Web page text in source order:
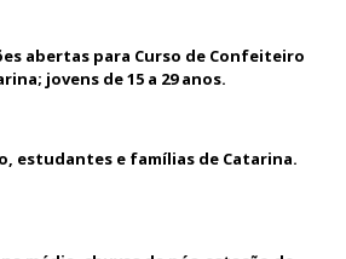
abertas para Curso de Confeiteiro
jovens de 15 a 29 anos.
estudantes e famílias de Catarina.